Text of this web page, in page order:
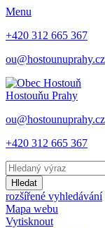
Menu
+420 312 665 367
ou@hostounuprahy.cz
Hostouňu Prahy
ou@hostounuprahy.cz
+420 312 665 367
Hledat
rozšířené vyhledávání
Mapa webu
Vytisknout